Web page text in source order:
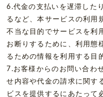
6.代金の支払いを遅滞した
るなど、本サービスの利用
不当な目的でサービスを利
お断りするために、利用態
るための情報を利用する目
7.お客様からのお問い合わ
せ内容や代金の請求に関す
ビスを提供するにあたって